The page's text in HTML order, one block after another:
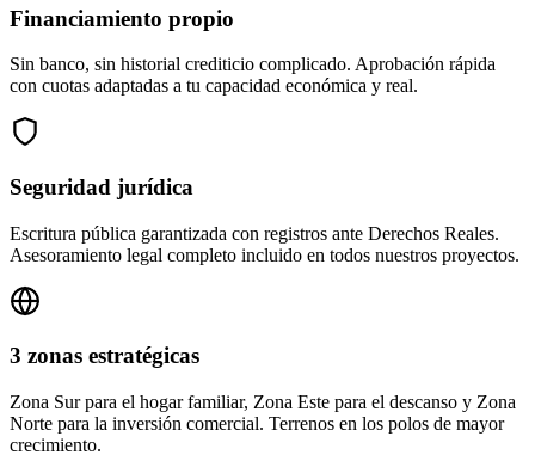
Financiamiento propio
Sin banco, sin historial crediticio complicado. Aprobación rápida
con cuotas adaptadas a tu capacidad económica y real.
Seguridad jurídica
Escritura pública garantizada con registros ante Derechos Reales.
Asesoramiento legal completo incluido en todos nuestros proyectos.
3 zonas estratégicas
Zona Sur para el hogar familiar, Zona Este para el descanso y Zona
Norte para la inversión comercial. Terrenos en los polos de mayor
crecimiento.